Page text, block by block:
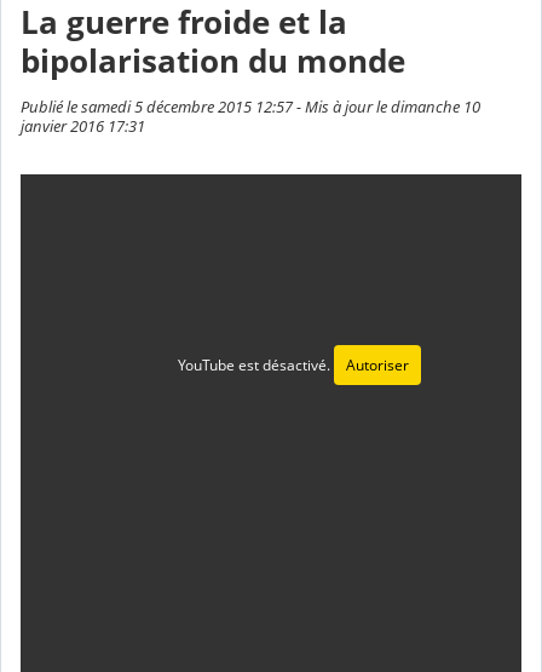
La guerre froide et la
bipolarisation du monde
Publié le samedi 5 décembre 2015 12:57 - Mis à jour le dimanche 10
janvier 2016 17:31
YouTube est désactivé. Autoriser